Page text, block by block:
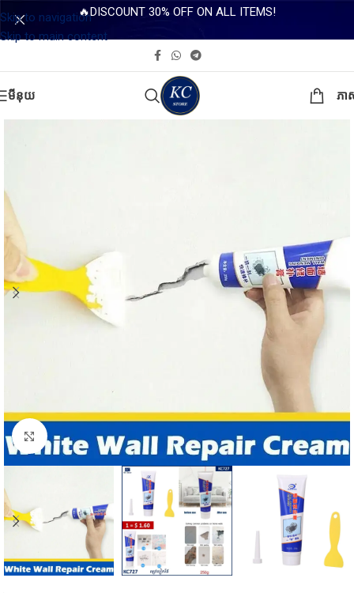
Skip to navigation
Skip to main content
🔥DISCOUNT 30% OFF ON ALL ITEMS!
មីនុយ ភា
Click to enlarge